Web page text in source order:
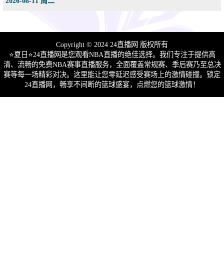
Copyright © 2024 24直播网 版权所有
⭐️夏日⭐24直播网是您观看NBA直播的绝佳选择。我们专注于提供高
清、流畅的免费NBA赛事直播服务，全面覆盖常规赛、季后赛乃至总决
赛等每一场精彩对决。这里能让您零延迟感受赛场上的激情碰撞。锁定
24直播网，畅享不间断的篮球盛宴，点燃您的篮球激情！